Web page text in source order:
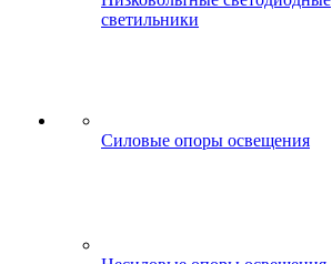
светильники
Силовые опоры освещения